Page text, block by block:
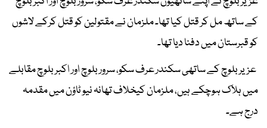
کے ساتھ مل کر قتل کیا تھا۔ ملزمان نے مقتولین کو قتل کرکے لاشوں
کو قبرستان میں دفنا دیا تھا۔
عزیر بلوچ کے ساتھی سکندر عرف سکو، سرور بلوچ اور اکبر بلوچ مقابلے
میں ہلاک ہوچکے ہیں، ملزمان کیخلاف تھانہ نیو ٹاؤن میں مقدمہ
درج ہے۔